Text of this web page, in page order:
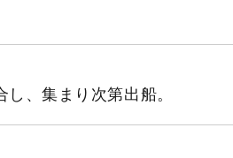
、集まり次第出船。